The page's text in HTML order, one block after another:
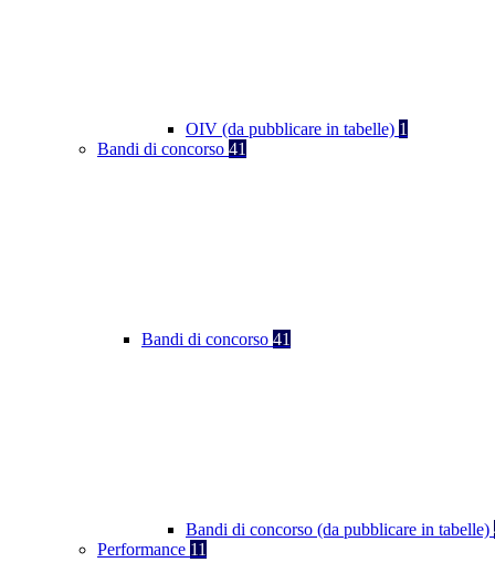
OIV (da pubblicare in tabelle) 1
Bandi di concorso 41
Bandi di concorso 41
Bandi di concorso (da pubblicare in tabelle)
Performance 11